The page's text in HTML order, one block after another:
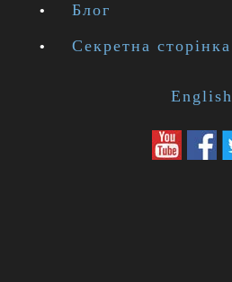
Блог
Секретна сторінка
English